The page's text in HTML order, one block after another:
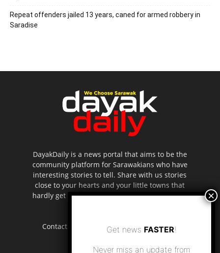
Repeat offenders jailed 13 years, caned for armed robbery in
Saradise
DayakDaily is a news portal that aims to be the
community platform for Sarawakians who have
interesting stories to tell. Share with us stories
close to your hearts and your little towns that
hardly get to be highlighted in the mainstream
Contact us: editor.dayakdaily@gmail.com
Get news FASTER!
Never miss an update from